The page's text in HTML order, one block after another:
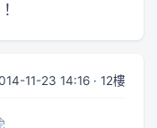
11-23 14:16 · 12樓